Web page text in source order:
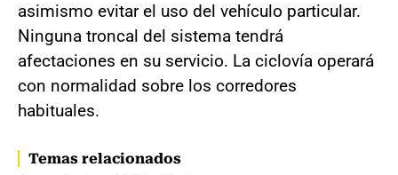
asimismo evitar el uso del vehículo particular.
Ninguna troncal del sistema tendrá
afectaciones en su servicio. La ciclovía operará
con normalidad sobre los corredores
habituales.
Temas relacionados